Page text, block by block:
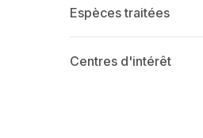
Espèces traitées
Centres d'intérêt